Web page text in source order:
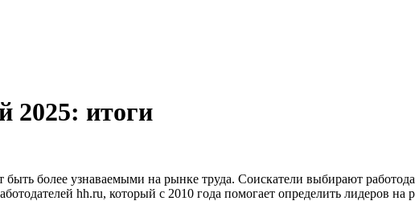
2025: итоги
более узнаваемыми на рынке труда. Соискатели выбирают
hh.ru, который с 2010 года помогает определить лидеров